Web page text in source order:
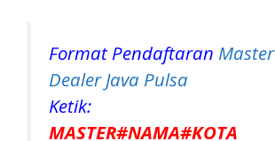
Format Pendaftaran Master
Dealer Java Pulsa
Ketik:
MASTER#NAMA#KOTA